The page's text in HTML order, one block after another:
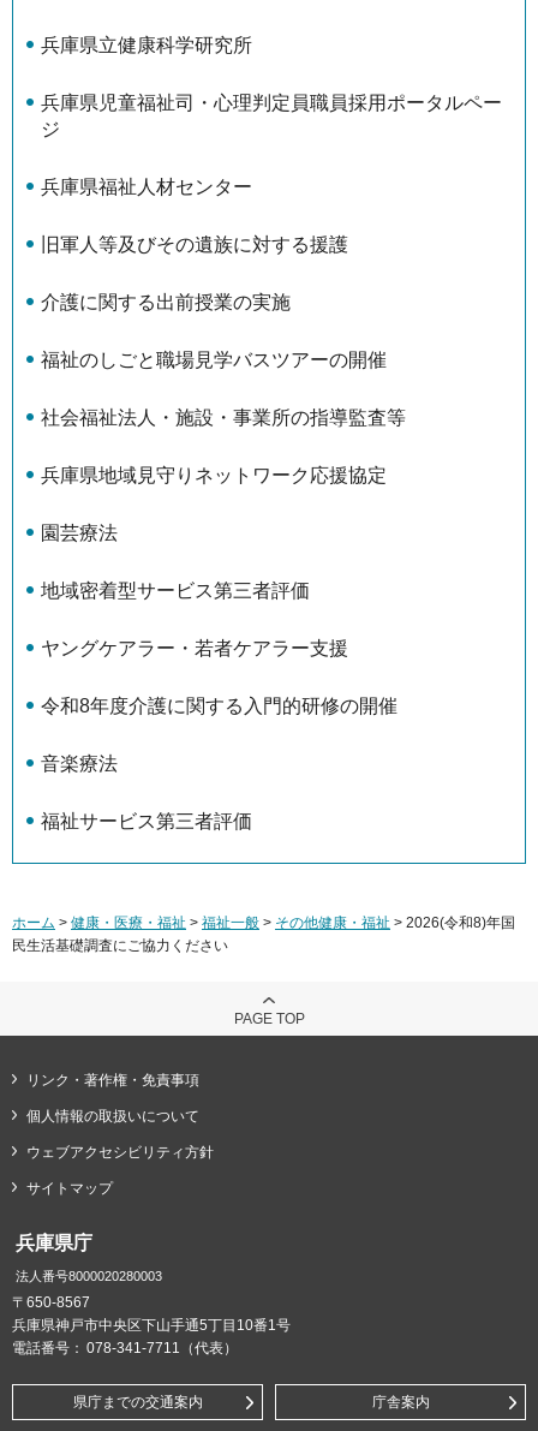
兵庫県立健康科学研究所
兵庫県児童福祉司・心理判定員職員採用ポータルペー
ジ
兵庫県福祉人材センター
旧軍人等及びその遺族に対する援護
介護に関する出前授業の実施
福祉のしごと職場見学バスツアーの開催
社会福祉法人・施設・事業所の指導監査等
兵庫県地域見守りネットワーク応援協定
園芸療法
地域密着型サービス第三者評価
ヤングケアラー・若者ケアラー支援
令和8年度介護に関する入門的研修の開催
音楽療法
福祉サービス第三者評価
ホーム > 健康・医療・福祉 > 福祉一般 > その他健康・福祉 > 2026(令和8)年国
民生活基礎調査にご協力ください
PAGE TOP
リンク・著作権・免責事項
個人情報の取扱いについて
ウェブアクセシビリティ方針
サイトマップ
兵庫県庁
法人番号8000020280003
〒650-8567
兵庫県神戸市中央区下山手通5丁目10番1号
電話番号： 078-341-7711（代表）
県庁までの交通案内 庁舎案内